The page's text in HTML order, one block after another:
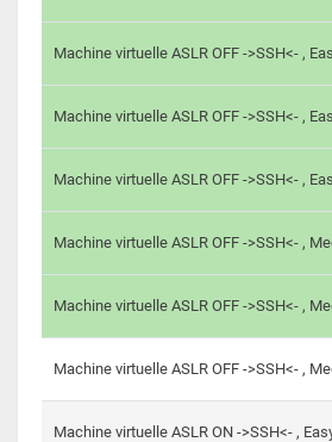
Machine virtuelle ASLR OFF ->SSH<- ,
Machine virtuelle ASLR OFF ->SSH<- ,
Machine virtuelle ASLR OFF ->SSH<- ,
Machine virtuelle ASLR OFF ->SSH<- ,
Machine virtuelle ASLR OFF ->SSH<- ,
Machine virtuelle ASLR OFF ->SSH<- ,
Machine virtuelle ASLR ON ->SSH<- ,